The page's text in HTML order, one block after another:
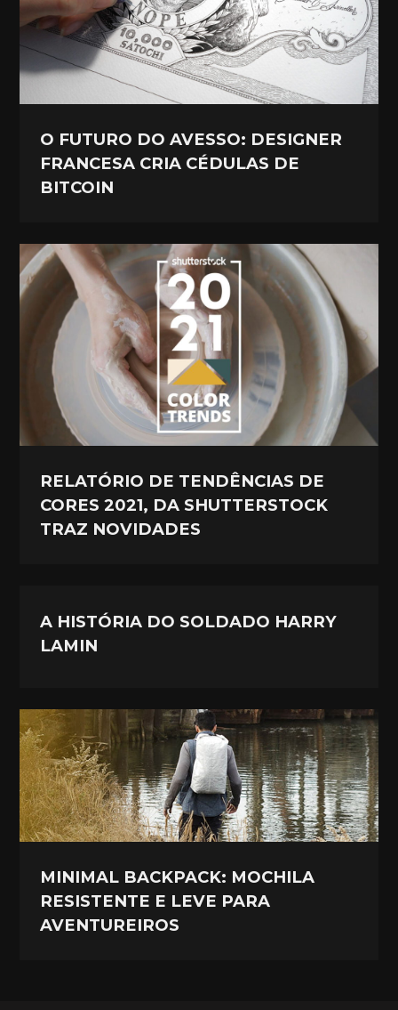
O FUTURO DO AVESSO: DESIGNER
FRANCESA CRIA CÉDULAS DE
BITCOIN
RELATÓRIO DE TENDÊNCIAS DE
CORES 2021, DA SHUTTERSTOCK
TRAZ NOVIDADES
A HISTÓRIA DO SOLDADO HARRY
LAMIN
MINIMAL BACKPACK: MOCHILA
RESISTENTE E LEVE PARA
AVENTUREIROS